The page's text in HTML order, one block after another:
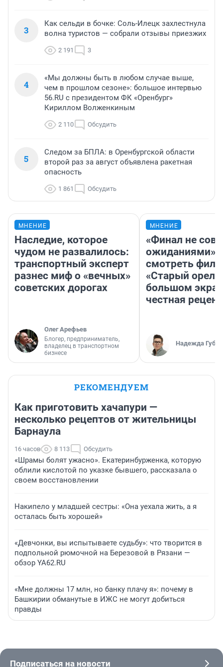
3
Как сельди в бочке: Соль-Илецк захлестнула
волна туристов — собрали отзывы приезжих
2 191 3
4
«Мы должны быть в любом случае выше,
чем в прошлом сезоне»: большое интервью
56.RU с президентом ФК «Оренбург»
Кириллом Волженкиным
2 110 Обсудить
5
Следом за БПЛА: в Оренбургской области
второй раз за август объявлена ракетная
опасность
1 861 Обсудить
МНЕНИЕ
Наследие, которое
чудом не развалилось:
транспортный эксперт
разнес миф о «вечных»
советских дорогах
Олег Арефьев
Блогер, предприниматель,
владелец в транспортном
бизнесе
МНЕНИЕ
«Финал не
ожиданиями»:
смотреть
«Старый орел»
большом
честная
Надежда
РЕКОМЕНДУЕМ
Как приготовить хачапури —
несколько рецептов от жительницы
Барнаула
16 часов 8 113 Обсудить
«Шрамы болят ужасно». Екатеринбурженка, которую
облили кислотой по указке бывшего, рассказала о
своем восстановлении
Накипело у младшей сестры: «Она уехала жить, а я
осталась быть хорошей»
«Девчонки, вы испытываете судьбу»: что творится в
подпольной рюмочной на Березовой в Рязани —
обзор YA62.RU
«Мне должны 17 млн, но банку плачу я»: почему в
Башкирии обманутые в ИЖС не могут добиться
правды
Подписаться на новости